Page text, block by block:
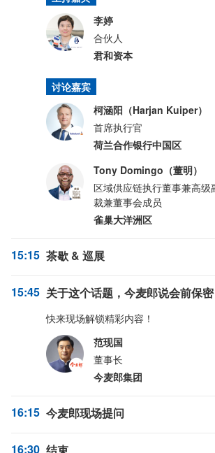
李婷
合伙人
君和资本
讨论嘉宾
柯涵阳（Harjan Kuiper）
首席执行官
荷兰合作银行中国区
Tony Domingo（董明）
区域供应链执行董事兼高级
裁兼董事会成员
雀巢大洋洲区
15:15 茶歇 & 巡展
15:45 关于这个话题，今麦郎说会前保密
快来现场解锁精彩内容！
范现国
董事长
今麦郎集团
16:15 今麦郎现场提问
16:30